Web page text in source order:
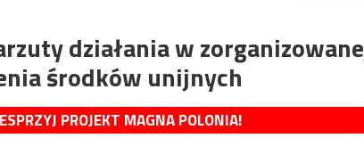
działania w
środków unijnych
PROJEKT MAGNA POLONIA!